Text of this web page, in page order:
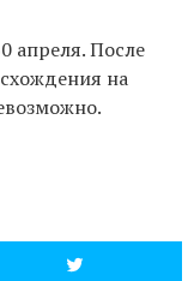
апреля. После
на